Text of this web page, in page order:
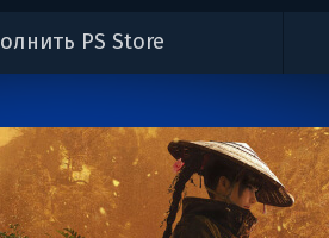
PS Store